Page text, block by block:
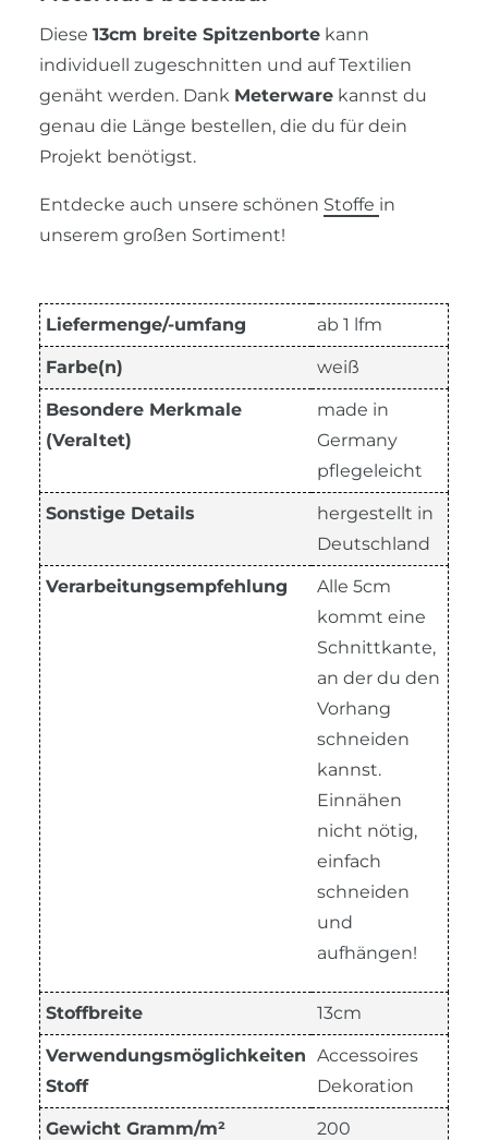
Diese 13cm breite Spitzenborte kann
individuell zugeschnitten und auf Textilien
genäht werden. Dank Meterware kannst du
genau die Länge bestellen, die du für dein
Projekt benötigst.
Entdecke auch unsere schönen Stoffe in
unserem großen Sortiment!
Liefermenge/-umfang ab 1 lfm
Farbe(n) weiß
Besondere Merkmale
(Veraltet)
made in
Germany
pflegeleicht
Sonstige Details
hergestellt in
Deutschland
Verarbeitungsempfehlung
Alle 5cm
kommt eine
Schnittkante,
an der du den
Vorhang
schneiden
kannst.
Einnähen
nicht nötig,
einfach
schneiden
und
aufhängen!
Stoffbreite 13cm
Verwendungsmöglichkeiten
Stoff
Accessoires
Dekoration
Gewicht Gramm/m² 200